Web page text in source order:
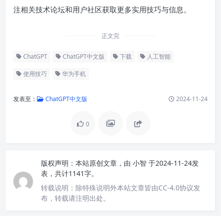
注相关技术论坛和用户社区获取更多实用技巧与信息。
正文完
ChatGPT ChatGPT中文版 下载 人工智能
使用技巧 华为手机
发表至： ChatGPT中文版 2024-11-24
0
版权声明： 本站原创文章，由 小智 于2024-11-24发
表，共计1141字。
转载说明： 除特殊说明外本站文章皆由CC-4.0协议发
布，转载请注明出处。